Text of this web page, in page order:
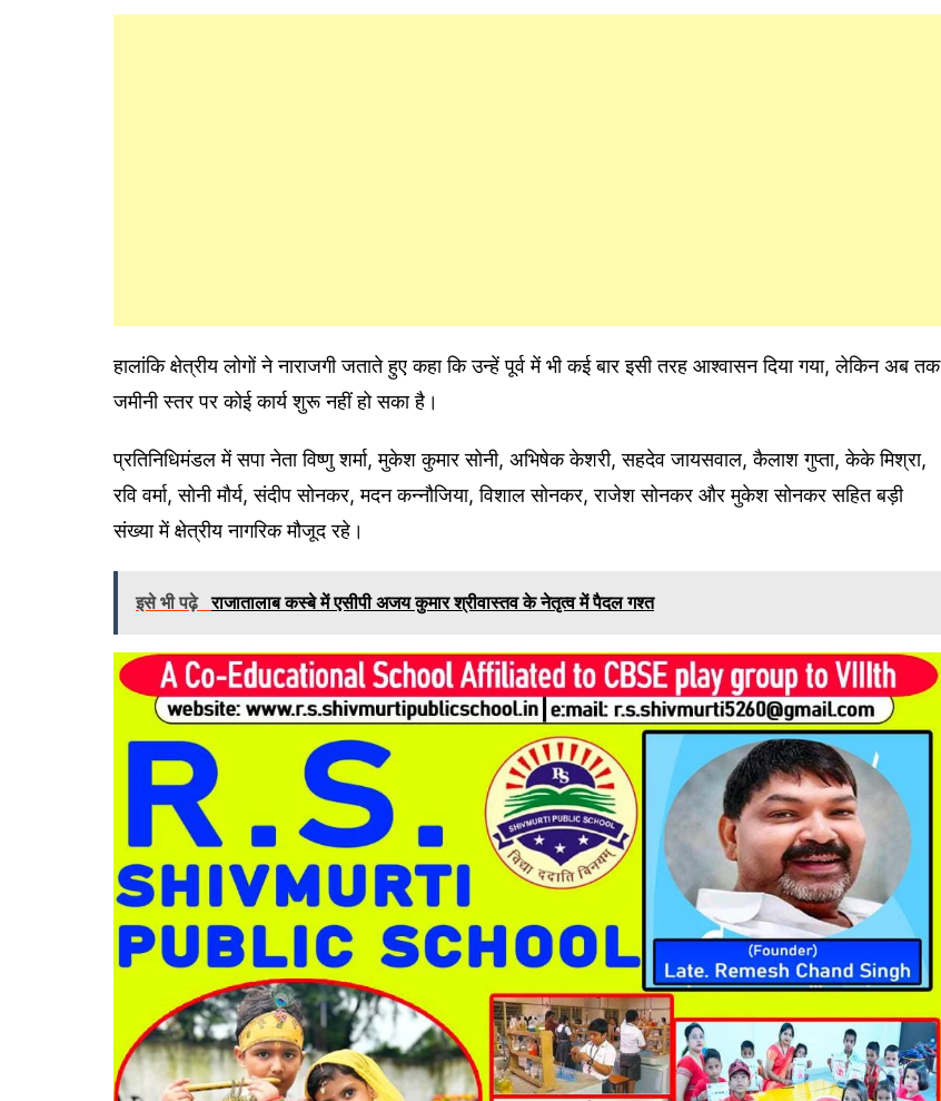
हालांकि क्षेत्रीय लोगों ने नाराजगी जताते हुए कहा कि उन्हें पूर्व में भी कई बार इसी तरह आश्वासन दिया गया, लेकिन अब तक
जमीनी स्तर पर कोई कार्य शुरू नहीं हो सका है।
प्रतिनिधिमंडल में सपा नेता विष्णु शर्मा, मुकेश कुमार सोनी, अभिषेक केशरी, सहदेव जायसवाल, कैलाश गुप्ता, केके मिश्रा,
रवि वर्मा, सोनी मौर्य, संदीप सोनकर, मदन कन्नौजिया, विशाल सोनकर, राजेश सोनकर और मुकेश सोनकर सहित बड़ी
संख्या में क्षेत्रीय नागरिक मौजूद रहे।
इसे भी पढ़े राजातालाब कस्बे में एसीपी अजय कुमार श्रीवास्तव के नेतृत्व में पैदल गश्त